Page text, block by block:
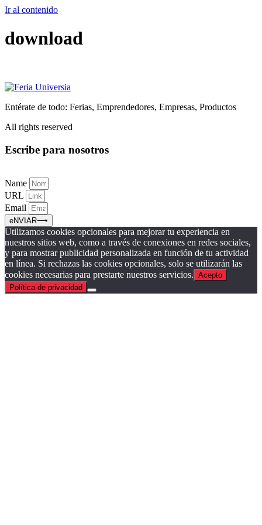
Ir al contenido
download
Entérate de todo: Ferias, Emprendedores, Empresas, Productos
All rights reserved
Escribe para nosotros
Name
URL
Email
eNVIAR⟶
Utilizamos cookies opcionales para mejorar tu experiencia en
nuestros sitios web, como a través de conexiones en redes sociales,
y para mostrar publicidad personalizada en función de tu actividad
en línea. Si rechazas las cookies opcionales, solo se utilizarán las
cookies necesarias para prestarte nuestros servicios. Acepto
Política de privacidad